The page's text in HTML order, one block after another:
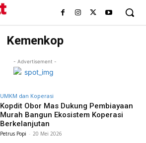
Kemenkop
- Advertisement -
UMKM dan Koperasi
Kopdit Obor Mas Dukung Pembiayaan
Murah Bangun Ekosistem Koperasi
Berkelanjutan
Petrus Popi - 20 Mei 2026